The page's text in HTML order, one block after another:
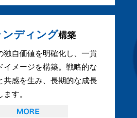
ンディング構築
独自価値を明確化し、一貫
イメージを構築。戦略的な
共感を生み、長期的な成長
す。